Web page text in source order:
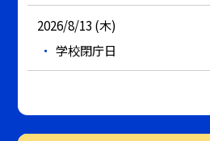
2026/8/13 (木)
学校閉庁日